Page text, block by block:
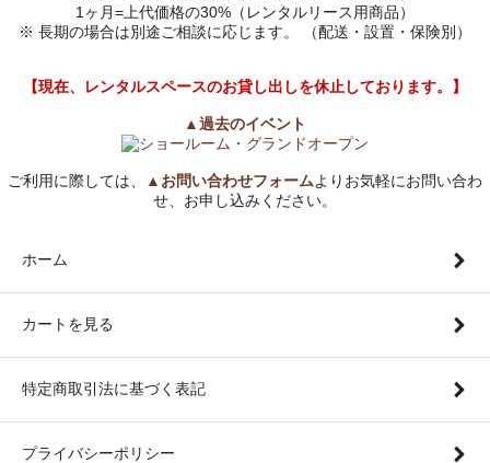
1ヶ月=上代価格の30%（レンタルリース用商品）
※ 長期の場合は別途ご相談に応じます。 （配送・設置・保険別）
【現在、レンタルスペースのお貸し出しを休止しております。】
▲過去のイベント
ご利用に際しては、 ▲お問い合わせフォームよりお気軽にお問い合わ
せ、お申し込みください。
ホーム
カートを見る
特定商取引法に基づく表記
プライバシーポリシー